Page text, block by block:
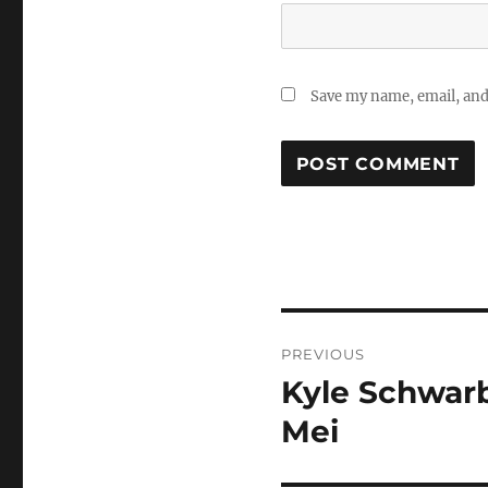
Save my name, email,
navigation
PREVIOUS
Previous
post:
Kyle
Mei